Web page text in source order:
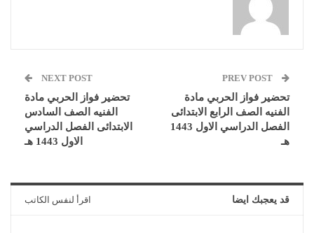
تحضير فواز الحربي مادة
الفنيه الصف الرابع الابتدائى
الفصل الدراسي الاول 1443
هـ
NEXT POST
تحضير فواز الحربي مادة
الفنيه الصف السادس
الابتدائى الفصل الدراسي
الاول 1443 هـ
قد يعجبك ايضا اقرأ لنفس الكاتب